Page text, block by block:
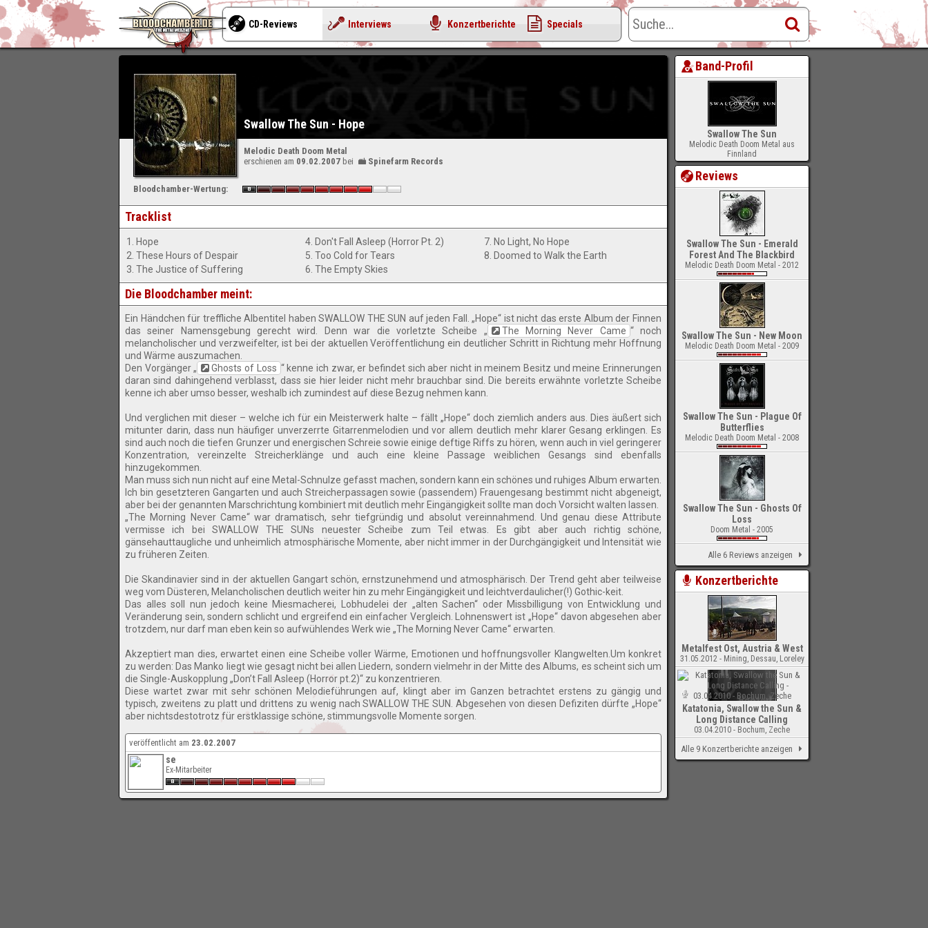
Swallow The Sun - Hope
Melodic Death Doom Metal
erschienen am 09.02.2007 bei Spinefarm Records
Bloodchamber-Wertung:
Tracklist
1. Hope
2. These Hours of Despair
3. The Justice of Suffering
4. Don't Fall Asleep (Horror Pt. 2)
5. Too Cold for Tears
6. The Empty Skies
7. No Light, No Hope
8. Doomed to Walk the Earth
Die Bloodchamber meint:
Ein Händchen für treffliche Albentitel haben SWALLOW THE SUN auf jeden Fall. „Hope“ ist nicht das erste Album der Finnen
das seiner Namensgebung gerecht wird. Denn war die vorletzte Scheibe „
The Morning Never Came “ noch
melancholischer und verzweifelter, ist bei der aktuellen Veröffentlichung ein deutlicher Schritt in Richtung mehr Hoffnung
und Wärme auszumachen.
Den Vorgänger „
Ghosts of Loss “ kenne ich zwar, er befindet sich aber nicht in meinem Besitz und meine Erinnerungen
daran sind dahingehend verblasst, dass sie hier leider nicht mehr brauchbar sind. Die bereits erwähnte vorletzte Scheibe
kenne ich aber umso besser, weshalb ich zumindest auf diese Bezug nehmen kann.
Und verglichen mit dieser – welche ich für ein Meisterwerk halte – fällt „Hope“ doch ziemlich anders aus. Dies äußert sich
mitunter darin, dass nun häufiger unverzerrte Gitarrenmelodien und vor allem deutlich mehr klarer Gesang erklingen. Es
sind auch noch die tiefen Grunzer und energischen Schreie sowie einige deftige Riffs zu hören, wenn auch in viel geringerer
Konzentration, vereinzelte Streicherklänge und auch eine kleine Passage weiblichen Gesangs sind ebenfalls
hinzugekommen.
Man muss sich nun nicht auf eine Metal-Schnulze gefasst machen, sondern kann ein schönes und ruhiges Album erwarten.
Ich bin gesetzteren Gangarten und auch Streicherpassagen sowie (passendem) Frauengesang bestimmt nicht abgeneigt,
aber bei der genannten Marschrichtung kombiniert mit deutlich mehr Eingängigkeit sollte man doch Vorsicht walten lassen.
„The Morning Never Came“ war dramatisch, sehr tiefgründig und absolut vereinnahmend. Und genau diese Attribute
vermisse ich bei SWALLOW THE SUNs neuester Scheibe zum Teil etwas. Es gibt aber auch richtig schöne,
gänsehauttaugliche und unheimlich atmosphärische Momente, aber nicht immer in der Durchgängigkeit und Intensität wie
zu früheren Zeiten.
Die Skandinavier sind in der aktuellen Gangart schön, ernstzunehmend und atmosphärisch. Der Trend geht aber teilweise
weg vom Düsteren, Melancholischen deutlich weiter hin zu mehr Eingängigkeit und leichtverdaulicher(!) Gothic-keit.
Das alles soll nun jedoch keine Miesmacherei, Lobhudelei der „alten Sachen“ oder Missbilligung von Entwicklung und
Veränderung sein, sondern schlicht und ergreifend ein einfacher Vergleich. Lohnenswert ist „Hope“ davon abgesehen aber
trotzdem, nur darf man eben kein so aufwühlendes Werk wie „The Morning Never Came“ erwarten.
Akzeptiert man dies, erwartet einen eine Scheibe voller Wärme, Emotionen und hoffnungsvoller Klangwelten.Um konkret
zu werden: Das Manko liegt wie gesagt nicht bei allen Liedern, sondern vielmehr in der Mitte des Albums, es scheint sich um
die Single-Auskopplung „Don’t Fall Asleep (Horror pt.2)“ zu konzentrieren.
Diese wartet zwar mit sehr schönen Melodieführungen auf, klingt aber im Ganzen betrachtet erstens zu gängig und
typisch, zweitens zu platt und drittens zu wenig nach SWALLOW THE SUN. Abgesehen von diesen Defiziten dürfte „Hope“
aber nichtsdestotrotz für erstklassige schöne, stimmungsvolle Momente sorgen.
veröffentlicht am 23.02.2007
se
Ex-Mitarbeiter
Band-Profil
Swallow The Sun
Melodic Death Doom Metal aus
Finnland
Reviews
Swallow The Sun - Emerald
Forest And The Blackbird
Melodic Death Doom Metal - 2012
Swallow The Sun - New Moon
Melodic Death Doom Metal - 2009
Swallow The Sun - Plague Of
Butterflies
Melodic Death Doom Metal - 2008
Swallow The Sun - Ghosts Of
Loss
Doom Metal - 2005
Alle 6 Reviews anzeigen
Konzertberichte
Metalfest Ost, Austria & West
31.05.2012 - Mining, Dessau, Loreley
Katatonia, Swallow the Sun &
Long Distance Calling
03.04.2010 - Bochum, Zeche
Alle 9 Konzertberichte anzeigen
CD-Reviews Interviews Konzertberichte Specials